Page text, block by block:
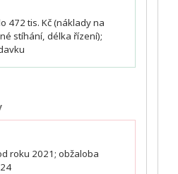
472 tis. Kč (náklady na
stíhání, délka řízení);
roku 2021; obžaloba